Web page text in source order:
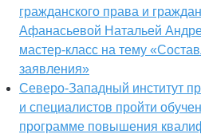
гражданского права и
Афанасьевой Натальей
мастер-класс на тему
заявления»
Северо-Западный институт
и специалистов пройти
программе повышения